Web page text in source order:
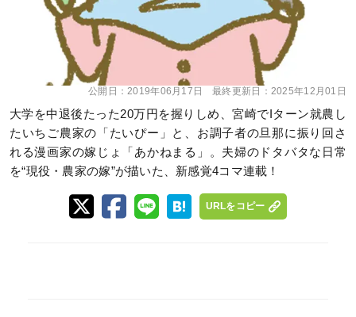
公開日：2019年06月17日 最終更新日： 2025年12月01日
大学を中退後たった20万円を握りしめ、宮崎でIターン就農し
たいちご農家の「たいぴー」と、お調子者の旦那に振り回さ
れる漫画家の嫁じょ「あかねまる」。夫婦のドタバタな日常
を“現役・農家の嫁”が描いた、新感覚4コマ連載！
URLをコピー